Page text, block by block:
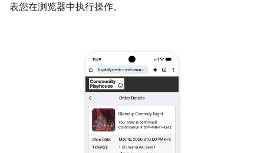
表您在浏览器中执行操作。